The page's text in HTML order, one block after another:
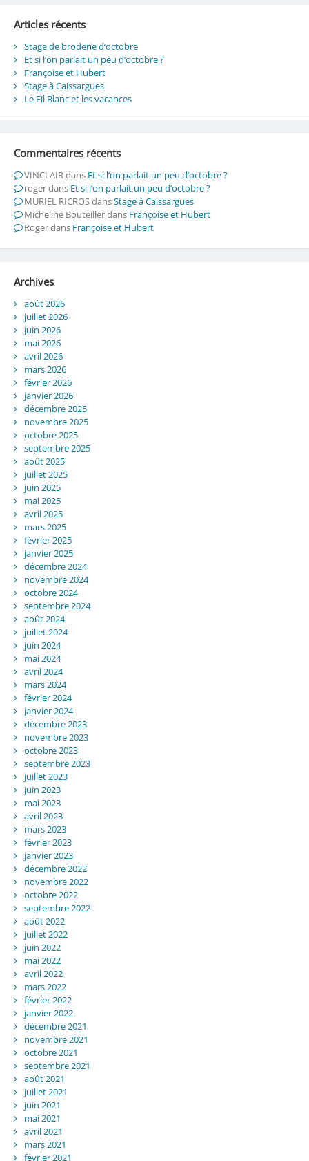
Articles récents
Stage de broderie d’octobre
Et si l’on parlait un peu d’octobre ?
Françoise et Hubert
Stage à Caissargues
Le Fil Blanc et les vacances
Commentaires récents
VINCLAIRdans Et si l’on parlait un peu d’octobre ?
rogerdans Et si l’on parlait un peu d’octobre ?
MURIEL RICROSdansStage à Caissargues
Micheline Bouteillerdans Françoise et Hubert
Rogerdans Françoise et Hubert
Archives
août 2026
juillet 2026
juin 2026
mai 2026
avril 2026
mars 2026
février 2026
janvier 2026
décembre 2025
novembre 2025
octobre 2025
septembre 2025
août 2025
juillet 2025
juin 2025
mai 2025
avril 2025
mars 2025
février 2025
janvier 2025
décembre 2024
novembre 2024
octobre 2024
septembre 2024
août 2024
juillet 2024
juin 2024
mai 2024
avril 2024
mars 2024
février 2024
janvier 2024
décembre 2023
novembre 2023
octobre 2023
septembre 2023
juillet 2023
juin 2023
mai 2023
avril 2023
mars 2023
février 2023
janvier 2023
décembre 2022
novembre 2022
octobre 2022
septembre 2022
août 2022
juillet 2022
juin 2022
mai 2022
avril 2022
mars 2022
février 2022
janvier 2022
décembre 2021
novembre 2021
octobre 2021
septembre 2021
août 2021
juillet 2021
juin 2021
mai 2021
avril 2021
mars 2021
février 2021